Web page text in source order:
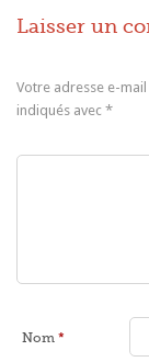
Laisser un
Votre adresse e-
indiqués avec*
Nom*